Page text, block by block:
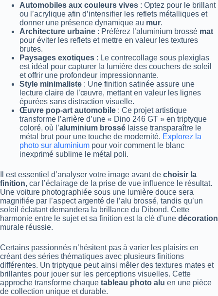
Automobiles aux couleurs vives : Optez pour le brillant
ou l’acrylique afin d’intensifier les reflets métalliques et
donner une présence dynamique au mur.
Architecture urbaine : Préférez l’aluminium brossé mat
pour éviter les reflets et mettre en valeur les textures
brutes.
Paysages exotiques : Le contrecollage sous plexiglas
est idéal pour capturer la lumière des couchers de soleil
et offrir une profondeur impressionnante.
Style minimaliste : Une finition satinée assure une
lecture claire de l’œuvre, mettant en valeur les lignes
épurées sans distraction visuelle.
Œuvre pop-art automobile : Ce projet artistique
transforme l’arrière d’une « Dino 246 GT » en triptyque
coloré, où l’aluminium brossé laisse transparaître le
métal brut pour une touche de modernité. Explorez la
photo sur aluminium pour voir comment le blanc
inexprimé sublime le métal poli.
Il est essentiel d’analyser votre image avant de choisir la
finition, car l’éclairage de la prise de vue influence le résultat.
Une voiture photographiée sous une lumière douce sera
magnifiée par l’aspect argenté de l’alu brossé, tandis qu’un
soleil éclatant demandera la brillance du Dibond. Cette
harmonie entre le sujet et sa finition est la clé d’une décoration
murale réussie.
Certains passionnés n’hésitent pas à varier les plaisirs en
créant des séries thématiques avec plusieurs finitions
différentes. Un triptyque peut ainsi mêler des textures mates et
brillantes pour jouer sur les perceptions visuelles. Cette
approche transforme chaque tableau photo alu en une pièce
de collection unique et durable.